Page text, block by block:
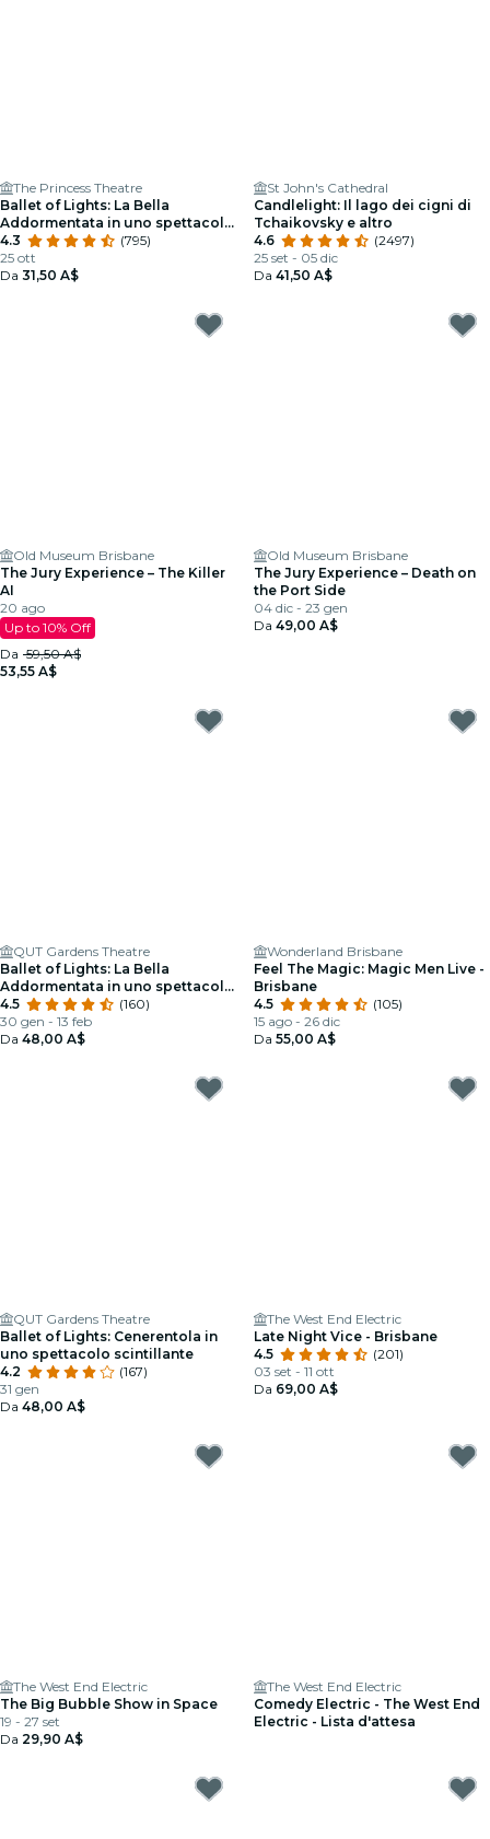
The Princess Theatre
Ballet of Lights: La Bella
Addormentata in uno spettacolo
scintillante
4.3
(795)
25 ott
Da 31,50 A$
St John's Cathedral
Candlelight: Il lago dei cigni di
Tchaikovsky e altro
4.6
(2497)
25 set - 05 dic
Da 41,50 A$
Old Museum Brisbane
The Jury Experience – The Killer
AI
20 ago
Up to 10% Off
Da 59,50 A$
53,55 A$
Old Museum Brisbane
The Jury Experience – Death on
the Port Side
04 dic - 23 gen
Da 49,00 A$
QUT Gardens Theatre
Ballet of Lights: La Bella
Addormentata in uno spettacolo
scintillante
4.5
(160)
30 gen - 13 feb
Da 48,00 A$
Wonderland Brisbane
Feel The Magic: Magic Men Live -
Brisbane
4.5
(105)
15 ago - 26 dic
Da 55,00 A$
QUT Gardens Theatre
Ballet of Lights: Cenerentola in
uno spettacolo scintillante
4.2
(167)
31 gen
Da 48,00 A$
The West End Electric
Late Night Vice - Brisbane
4.5
(201)
03 set - 11 ott
Da 69,00 A$
The West End Electric
The Big Bubble Show in Space
19 - 27 set
Da 29,90 A$
The West End Electric
Comedy Electric - The West End
Electric - Lista d'attesa